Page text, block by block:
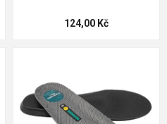
124,00 Kč